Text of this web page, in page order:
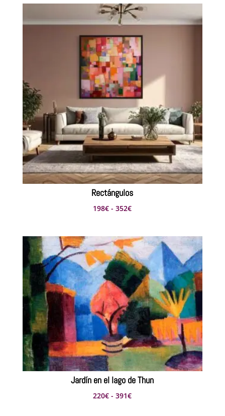
Rectángulos
198€ - 352€Rango
precios:
desde
198€
hasta
352€
Jardín en el lago de Thun
220€ - 391€Rango